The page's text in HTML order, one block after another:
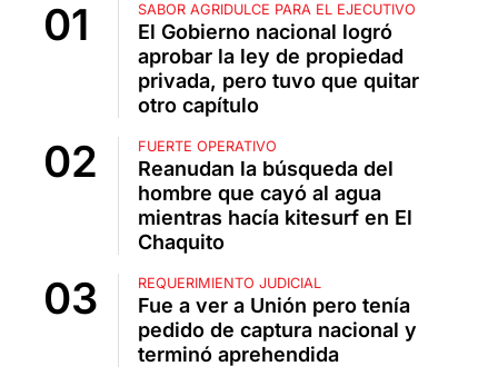
SABOR AGRIDULCE PARA EL EJECUTIVO
El Gobierno nacional logró
aprobar la ley de propiedad
privada, pero tuvo que quitar
otro capítulo
FUERTE OPERATIVO
Reanudan la búsqueda del
hombre que cayó al agua
mientras hacía kitesurf en El
Chaquito
REQUERIMIENTO JUDICIAL
Fue a ver a Unión pero tenía
pedido de captura nacional y
terminó aprehendida